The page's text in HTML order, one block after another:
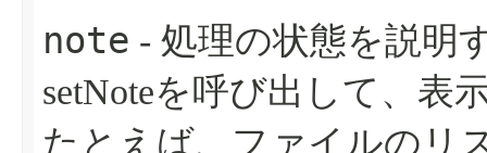
note - 処理の状態を説明
setNoteを呼び出して、表
たとえば、ファイルのリ